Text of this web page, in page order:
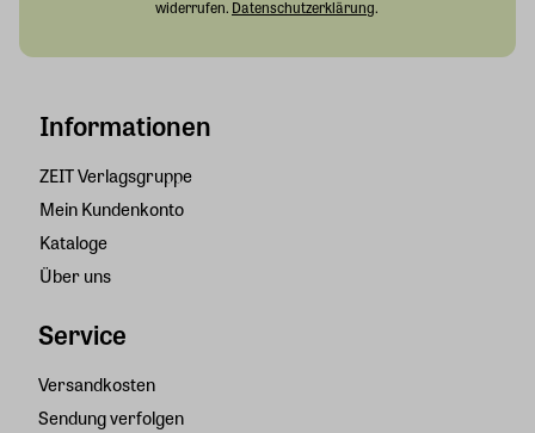
Informationen
ZEIT Verlagsgruppe
Mein Kundenkonto
Kataloge
Über uns
Service
Versandkosten
Sendung verfolgen
widerrufen. Datenschutzerklärung.